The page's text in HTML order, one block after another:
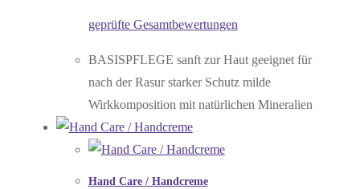
geprüfte Gesamtbewertungen
BASISPFLEGE sanft zur Haut geeignet für
nach der Rasur starker Schutz milde
Wirkkomposition mit natürlichen Mineralien
Hand Care / Handcreme